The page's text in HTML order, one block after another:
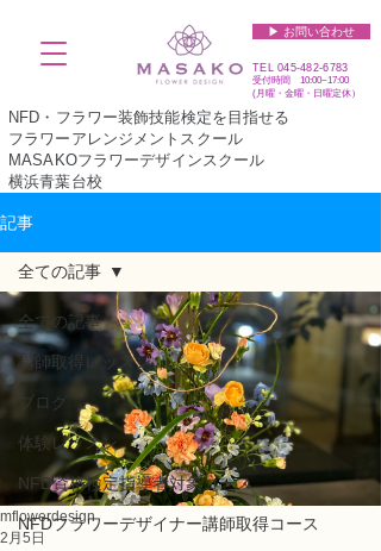
▶︎ お問い合わせ
TEL045-482-6783
受付時間 10:00~17:00​​​
(​月曜・金曜・日曜定休）
NFD・フラワー装飾技能検定を目指せる
フラワーアレンジメントスクール
MASAKOフラワーデザインスクール
横浜青葉台校
記事
全ての記事
講師取得レッスン
ブログ
体験レッスン
NFD資格検定指導者対象コース
NFDフラワーデザイナー講師取得コース
全ての記事
mflowerdesign
2月5日